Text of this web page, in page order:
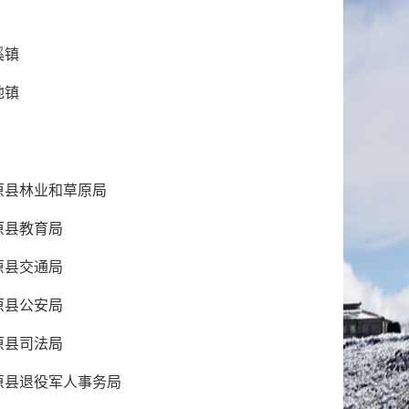
镇
镇
县林业和草原局
县教育局
县交通局
县公安局
县司法局
县退役军人事务局